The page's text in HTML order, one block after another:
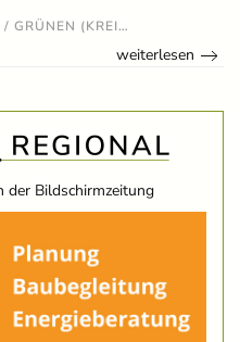
GRÜNEN (KREI…
weiterlesen
der Bildschirmzeitung